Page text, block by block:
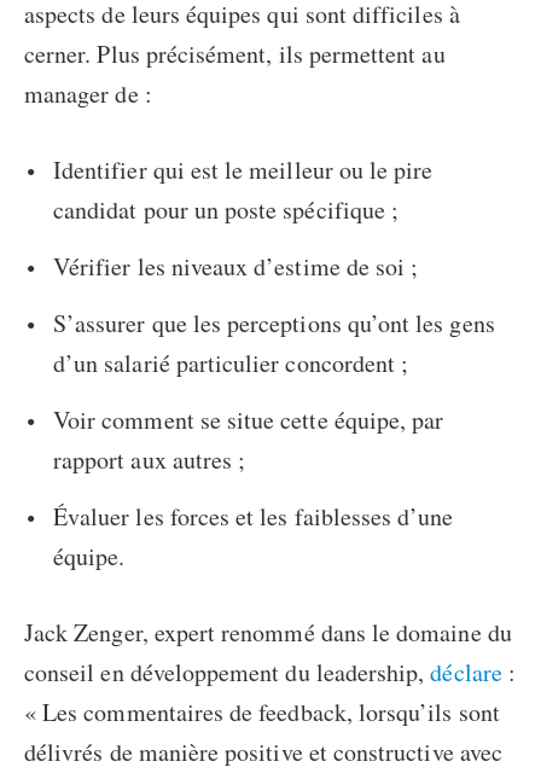
aspects de leurs équipes qui sont difficiles à
cerner. Plus précisément, ils permettent au
manager de :
Identifier qui est le meilleur ou le pire
candidat pour un poste spécifique ;
Vérifier les niveaux d’estime de soi ;
S’assurer que les perceptions qu’ont les gens
d’un salarié particulier concordent ;
Voir comment se situe cette équipe, par
rapport aux autres ;
Évaluer les forces et les faiblesses d’une
équipe.
Jack Zenger, expert renommé dans le domaine du
conseil en développement du leadership,déclare:
« Les commentaires de feedback, lorsqu’ils sont
délivrés de manière positive et constructive avec